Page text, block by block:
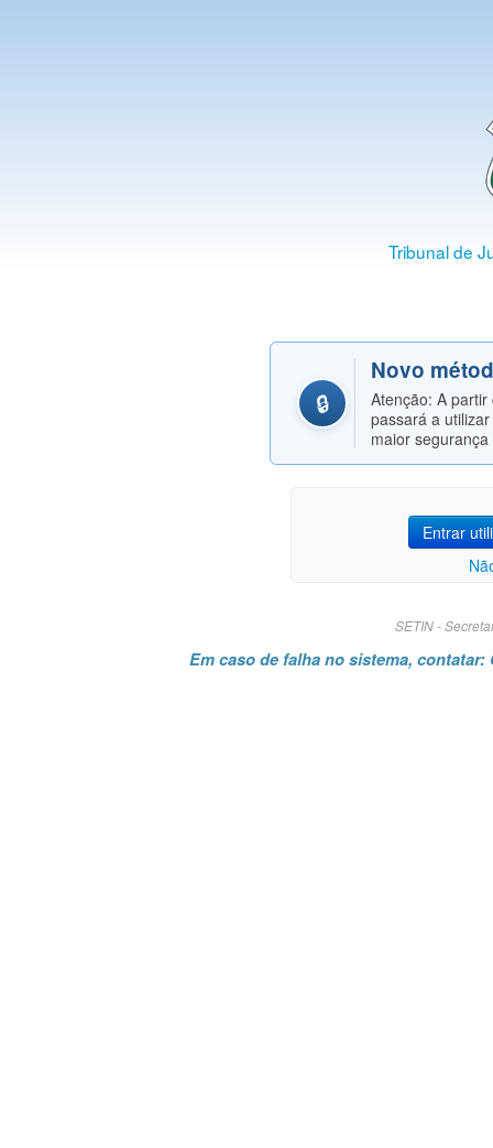
Tribunal de
🔒
Novo
Atenção: A
passará a
maior
SETIN -
Em caso de falha no sistema, contatar: